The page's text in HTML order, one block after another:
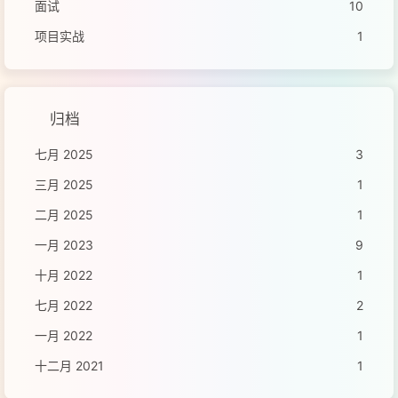
面试
10
项目实战
1
归档
七月 2025
3
三月 2025
1
二月 2025
1
一月 2023
9
十月 2022
1
七月 2022
2
一月 2022
1
十二月 2021
1